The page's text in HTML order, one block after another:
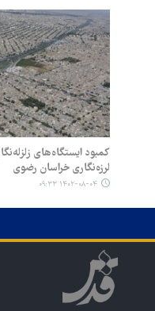
کمبود ایستگاه‌های
لرزه‌نگاری خراسان رضوی
۱۴۰۲-۰۸-۰۴ ۰۹:۳۳